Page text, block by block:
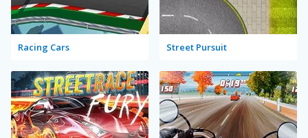
Racing Cars Street Pursuit